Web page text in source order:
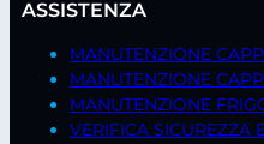
ASSISTENZA
MANUTENZIONE
MANUTENZIONE
MANUTENZIONE
VERIFICA SICUREZZA